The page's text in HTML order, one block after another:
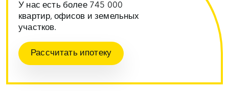
У нас есть более 745 000
квартир, офисов и земельных
участков.
Рассчитать ипотеку